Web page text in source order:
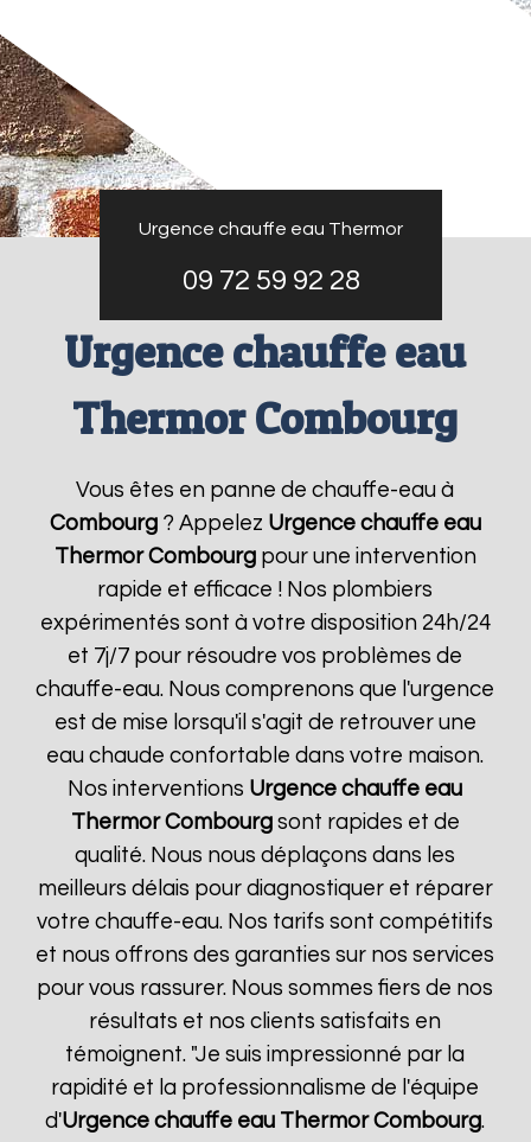
Urgence chauffe eau Thermor
09 72 59 92 28
Urgence chauffe eau
Thermor Combourg
Vous êtes en panne de chauffe-eau à
Combourg? Appelez Urgence chauffe eau
Thermor Combourgpour une intervention
rapide et efficace ! Nos plombiers
expérimentés sont à votre disposition 24h/24
et 7j/7 pour résoudre vos problèmes de
chauffe-eau. Nous comprenons que l'urgence
est de mise lorsqu'il s'agit de retrouver une
eau chaude confortable dans votre maison.
Nos interventions Urgence chauffe eau
Thermor Combourgsont rapides et de
qualité. Nous nous déplaçons dans les
meilleurs délais pour diagnostiquer et réparer
votre chauffe-eau. Nos tarifs sont compétitifs
et nous offrons des garanties sur nos services
pour vous rassurer. Nous sommes fiers de nos
résultats et nos clients satisfaits en
témoignent. "Je suis impressionné par la
rapidité et la professionnalisme de l'équipe
d'Urgence chauffe eau Thermor Combourg.